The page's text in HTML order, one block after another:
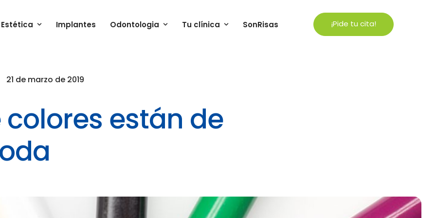
Estética Implantes Odontologia Tu clínica SonRisas ¡Pide tu cita!
21 de marzo de 2019
están de